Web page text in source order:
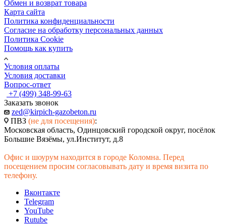
Обмен и возврат товара
Карта сайта
Политика конфиденциальности
Согласие на обработку персональных данных
Политика Cookie
Помощь как купить
Условия оплаты
Условия доставки
Вопрос-ответ
+7 (499) 348-99-63
Заказать звонок
zed@kirpich-gazobeton.ru
ПВЗ (не для посещения):
Московская область, Одинцовский городской округ, посёлок
Большие Вязёмы, ул.Институт, д.8
Офис и шоурум находится в городе Коломна. Перед
посещением просим согласовывать дату и время визита по
телефону.
Вконтакте
Telegram
YouTube
Rutube